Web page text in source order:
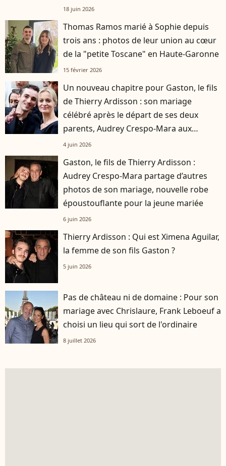
française
18 juin 2026
Thomas Ramos marié à Sophie depuis
trois ans : photos de leur union au cœur
de la "petite Toscane" en Haute-Garonne
15 février 2026
Un nouveau chapitre pour Gaston, le fils
de Thierry Ardisson : son mariage
célébré après le départ de ses deux
parents, Audrey Crespo-Mara aux
premières loges
4 juin 2026
Gaston, le fils de Thierry Ardisson :
Audrey Crespo-Mara partage d’autres
photos de son mariage, nouvelle robe
époustouflante pour la jeune mariée
6 juin 2026
Thierry Ardisson : Qui est Ximena Aguilar,
la femme de son fils Gaston ?
5 juin 2026
Pas de château ni de domaine : Pour son
mariage avec Chrislaure, Frank Leboeuf a
choisi un lieu qui sort de l'ordinaire
8 juillet 2026